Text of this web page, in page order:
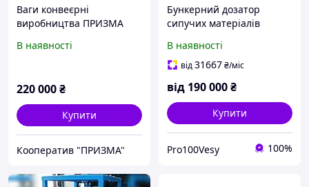
Ваги конвеєрні
виробництва ПРИЗМА
В наявності
220 000₴
Купити
Кооператив "ПРИЗМА"
Бункерний дозатор
сипучих матеріалів
В наявності
від31667₴/міс
від 190 000₴
Купити
Pro100Vesy 100%